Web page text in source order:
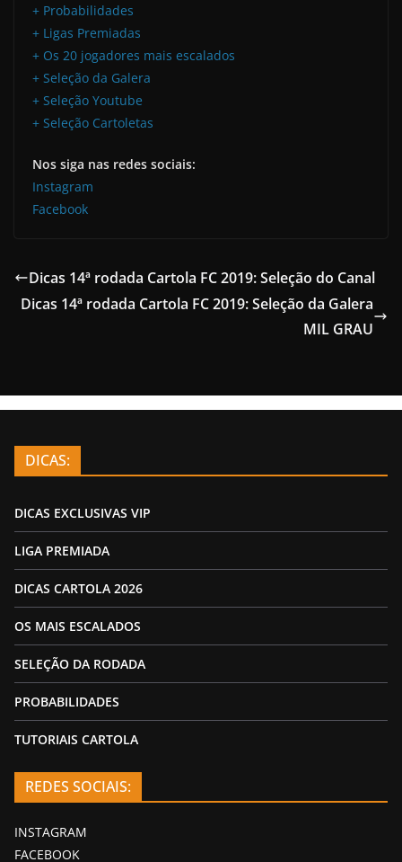
+ Probabilidades
+ Ligas Premiadas
+ Os 20 jogadores mais escalados
+ Seleção da Galera
+ Seleção Youtube
+ Seleção Cartoletas
Nos siga nas redes sociais:
Instagram
Facebook
Dicas 14ª rodada Cartola FC 2019: Seleção do Canal
Dicas 14ª rodada Cartola FC 2019: Seleção da Galera
MIL GRAU
DICAS:
DICAS EXCLUSIVAS VIP
LIGA PREMIADA
DICAS CARTOLA 2026
OS MAIS ESCALADOS
SELEÇÃO DA RODADA
PROBABILIDADES
TUTORIAIS CARTOLA
REDES SOCIAIS:
INSTAGRAM
FACEBOOK